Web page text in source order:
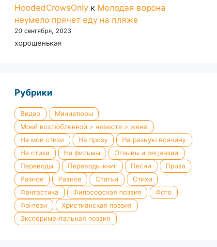
HoodedCrowsOnly к Молодая ворона
неумело прячет еду на пляже
20 сентября, 2023
хорошенькая
Рубрики
Видео
Миниатюры
Моей возлюбленной > невесте > жене
На мои стихи
На прозу
На разную всячину
На стихи
На фильмы
Отзывы и рецензии
Переводы
Переводы книг Песни
Проза
Разное
Разное Статьи
Стихи
Фантастика
Философская поэзия
Фото
Фэнтези
Христианская поэзия
Экспериментальная поэзия